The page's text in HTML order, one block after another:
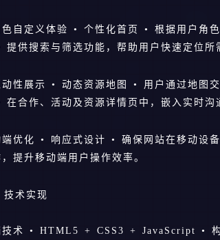
色自定义体验 • 个性化首页 • 根据用户角
提供搜索与筛选功能，帮助用户快速定位所
动性展示 • 动态资源地图 • 用户通过地图
在合作、活动及资源详情页中，嵌入实时沟
端优化 • 响应式设计 • 确保网站在移动设
提升移动端用户操作效率。
技术实现
技术 • HTML5 + CSS3 + JavaScript •